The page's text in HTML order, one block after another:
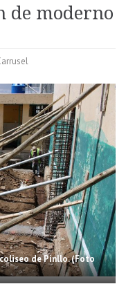
de moderno
de Pinllo. (Foto